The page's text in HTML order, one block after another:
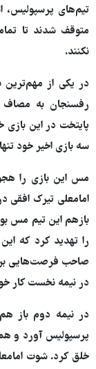
تیم‌های پرسپولیس،
متوقف شدند تا
نکنند.
در یکی از
رفسنجان به مصاف
پایتخت در این
سه بازی اخیر خود
مس این بازی را
امامعلی تیرک افقی
بازهم این تیم مس
را تهدید کرد که
صاحب فرصت‌هایی
در نیمه نخست کار
در نیمه دوم باز
پرسپولیس آورد و